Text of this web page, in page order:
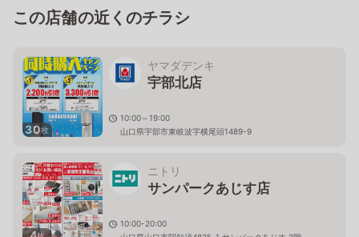
この店舗の近くのチラシ
30枚
ヤマダデンキ
宇部北店
10:00～19:00
山口県宇部市東岐波字横尾頭1489-9
ニトリ
サンパークあじす店
10:00-20:00